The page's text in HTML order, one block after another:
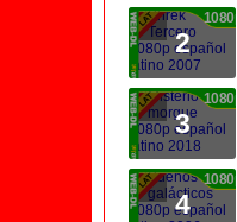
2
1080p
3
1080p
4
1080p